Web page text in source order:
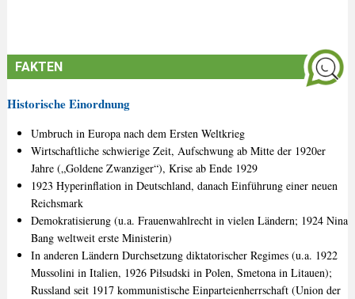
FAKTEN
Historische Einordnung
Umbruch in Europa nach dem Ersten Weltkrieg
Wirtschaftliche schwierige Zeit, Aufschwung ab Mitte der 1920er
Jahre („Goldene Zwanziger“), Krise ab Ende 1929
1923 Hyperinflation in Deutschland, danach Einführung einer neuen
Reichsmark
Demokratisierung (u.a. Frauenwahlrecht in vielen Ländern; 1924 Nina
Bang weltweit erste Ministerin)
In anderen Ländern Durchsetzung diktatorischer Regimes (u.a. 1922
Mussolini in Italien, 1926 Piłsudski in Polen, Smetona in Litauen);
Russland seit 1917 kommunistische Einparteienherrschaft (Union der